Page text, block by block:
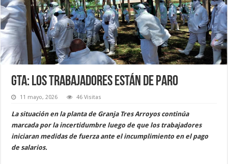
GTA: los trabajadores están de paro
11 mayo, 2026 46 Visitas
La situación en la planta de Granja Tres Arroyos continúa
marcada por la incertidumbre luego de que los trabajadores
iniciaran medidas de fuerza ante el incumplimiento en el pago
de salarios.